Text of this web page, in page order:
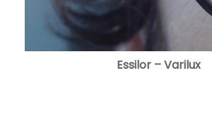
Essilor – Varilux